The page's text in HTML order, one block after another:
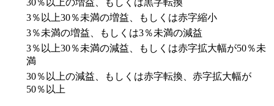
3％以上30％未満の増益、もしくは赤字縮小
3％未満の増益、もしくは3％未満の減益
3％以上30％未満の減益、もしくは赤字拡大幅が50％未
満
30％以上の減益、もしくは赤字転換、赤字拡大幅が
50％以上